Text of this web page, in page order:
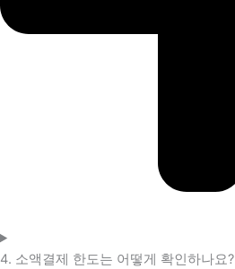
4. 소액결제 한도는 어떻게 확인하나요?